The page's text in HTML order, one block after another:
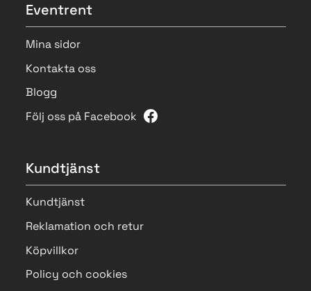
Eventrent
Mina sidor
Kontakta oss
Blogg
Följ oss på Facebook
Kundtjänst
Kundtjänst
Reklamation och retur
Köpvillkor
Policy och cookies